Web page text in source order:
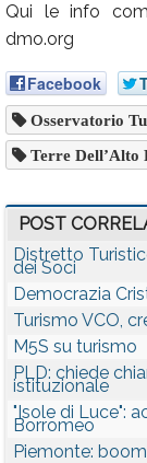
Qui le info
dmo.org
Facebook
Osservatorio
Terre Dell’Alto
POST
Distretto
dei Soci
Democrazia
Turismo VCO,
M5S su turismo
PLD: chiede
istituzionale
"Isole di Luce":
Borromeo
Piemonte: